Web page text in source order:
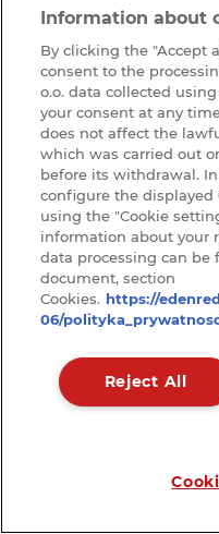
Wolność
finansowanie z
Efektywnie
z tego benefitu
kartą
Information about
By clicking the "Accept
consent to the
o.o. data collected
your consent at any
does not affect the
which was carried out
before its withdrawal.
configure the displayed
using the "Cookie
information about your
data processing can be
document, section
Cookies. https://
06/
Reject All